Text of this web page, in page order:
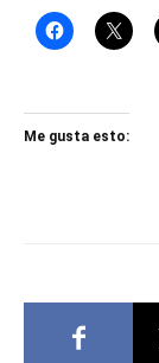
Me gusta esto: